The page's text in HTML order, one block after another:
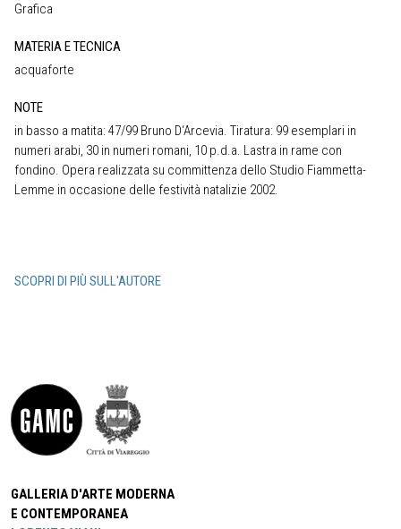
Grafica
MATERIA E TECNICA
acquaforte
NOTE
in basso a matita: 47/99 Bruno D‘Arcevia. Tiratura: 99 esemplari in
numeri arabi, 30 in numeri romani, 10 p.d.a. Lastra in rame con
fondino. Opera realizzata su committenza dello Studio Fiammetta-
Lemme in occasione delle festività natalizie 2002.
SCOPRI DI PIÙ SULL'AUTORE
GALLERIA D'ARTE MODERNA
E CONTEMPORANEA